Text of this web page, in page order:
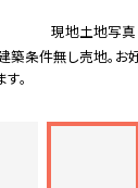
現地土地写真
築条件無し売地。お
。